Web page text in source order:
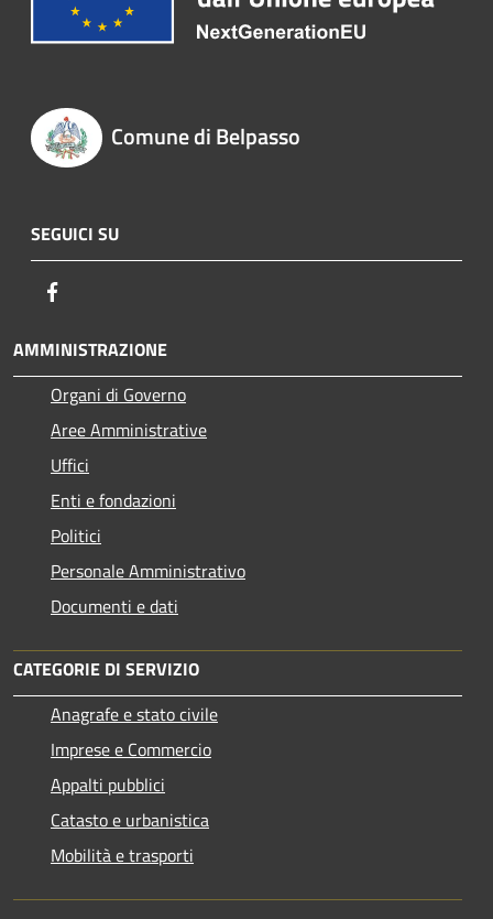
Comune di Belpasso
SEGUICI SU
AMMINISTRAZIONE
Organi di Governo
Aree Amministrative
Uffici
Enti e fondazioni
Politici
Personale Amministrativo
Documenti e dati
CATEGORIE DI SERVIZIO
Anagrafe e stato civile
Imprese e Commercio
Appalti pubblici
Catasto e urbanistica
Mobilità e trasporti